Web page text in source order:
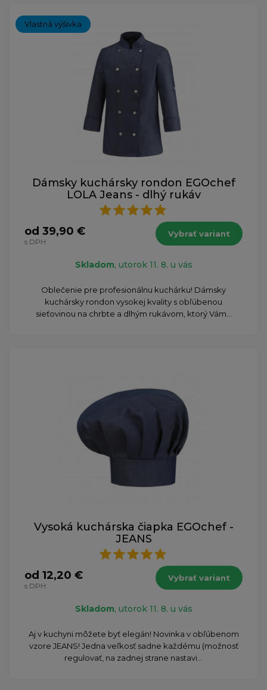
Vlastná výšivka
Dámsky kuchársky rondon EGOchef
LOLA Jeans - dlhý rukáv
od 39,90 €
s DPH
Vybrať variant
Skladom, utorok 11. 8. u vás
Oblečenie pre profesionálnu kuchárku! Dámsky
kuchársky rondon vysokej kvality s obľúbenou
sieťovinou na chrbte a dlhým rukávom, ktorý Vám...
Vysoká kuchárska čiapka EGOchef -
JEANS
od 12,20 €
s DPH
Vybrať variant
Skladom, utorok 11. 8. u vás
Aj v kuchyni môžete byť elegán! Novinka v obľúbenom
vzore JEANS! Jedna veľkosť sadne každému (možnosť
regulovať, na zadnej strane nastavi...